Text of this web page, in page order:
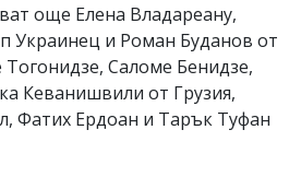
още Елена Владареану,
Украинец и Роман Буданов от
Саломе Бенидзе,
Кеванишвили от Грузия,
Фатих Ердоан и Тарък Туфан